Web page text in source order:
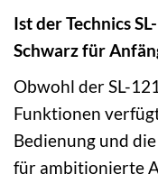
Ist der Technics
Schwarz für
Obwohl der SL-
Funktionen
Bedienung und
für ambitionierte